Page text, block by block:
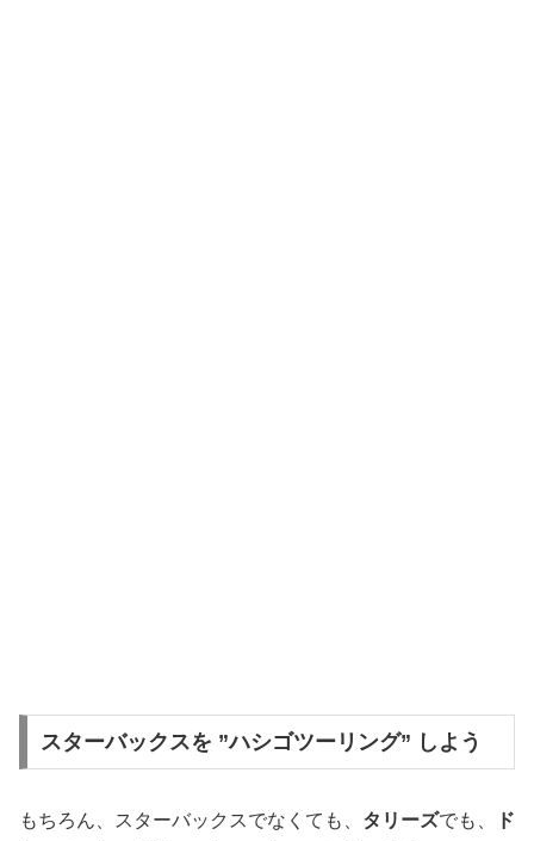
スターバックスを ”ハシゴツーリング” しよう
もちろん、スターバックスでなくても、 タリーズでも、
ド